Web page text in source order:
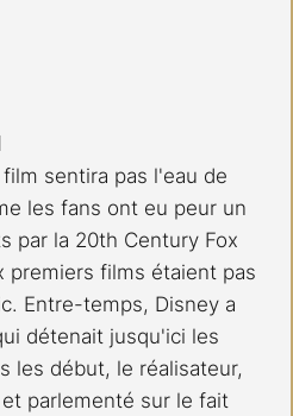
sentira pas l'eau de
les fans ont eu peur un
par la 20th Century Fox
premiers films étaient pas
Entre-temps, Disney a
détenait jusqu'ici les
les début, le réalisateur,
parlementé sur le fait